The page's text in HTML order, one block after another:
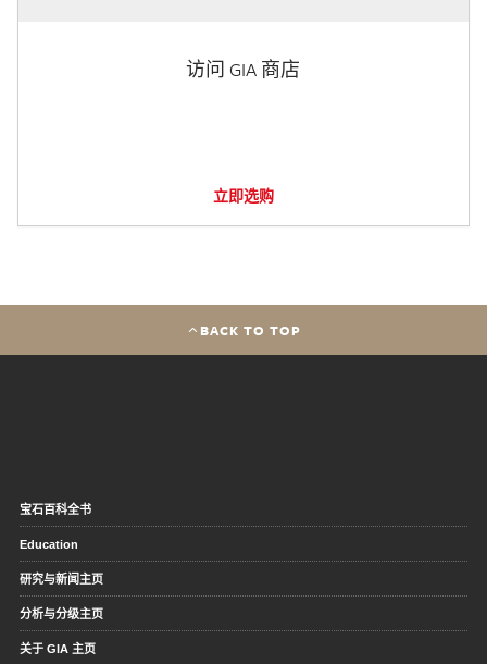
访问 GIA 商店
立即选购
BACK TO TOP
宝石百科全书
Education
研究与新闻主页
分析与分级主页
关于 GIA 主页